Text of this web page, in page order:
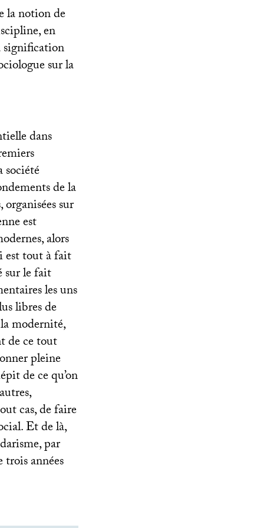
la notion de
en
signification
sur la
dans
société
de la
sur
est
alors
est tout à fait
sur le fait
les uns
libres de
modernité,
de ce tout
pleine
de ce qu’on
cas, de faire
Et de là,
par
années